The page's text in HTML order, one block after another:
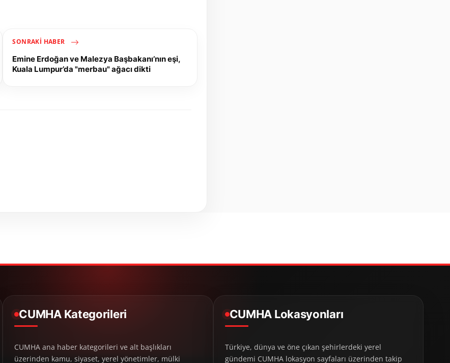
SONRAKI HABER
Emine Erdoğan ve Malezya Başbakanı’nın eşi,
Kuala Lumpur’da "merbau" ağacı dikti
CUMHA Kategorileri
CUMHA ana haber kategorileri ve alt başlıkları
üzerinden kamu, siyaset, yerel yönetimler, mülki
CUMHA Lokasyonları
Türkiye, dünya ve öne çıkan şehirlerdeki yerel
gündemi CUMHA lokasyon sayfaları üzerinden takip